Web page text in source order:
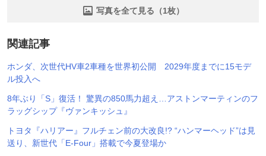
写真を全て見る（1枚）
関連記事
ホンダ、次世代HV車2車種を世界初公開 2029年度までに15モデ
ル投入へ
8年ぶり「S」復活！ 驚異の850馬力超え…アストンマーティンのフ
ラッグシップ『ヴァンキッシュ』
トヨタ『ハリアー』フルチェン前の大改良!? “ハンマーヘッド”は見
送り、新世代「E-Four」搭載で今夏登場か